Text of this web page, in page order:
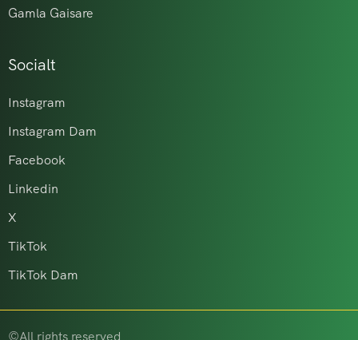
Gamla Gaisare
Socialt
Instagram
Instagram Dam
Facebook
Linkedin
X
TikTok
TikTok Dam
©All rights reserved